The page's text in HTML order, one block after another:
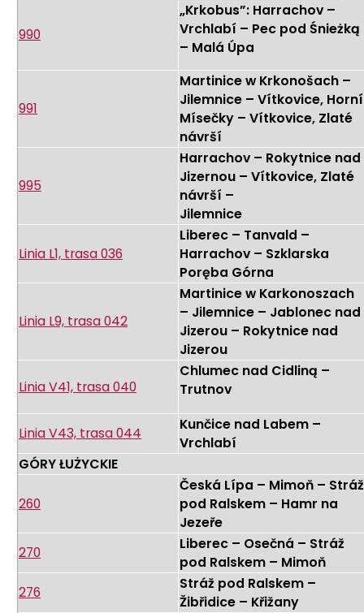
990
„Krkobus”: Harrachov –
Vrchlabí – Pec pod Śnieżką
– Malá Úpa
991
Martinice w Krkonošach –
Jilemnice – Vítkovice, Horní
Mísečky – Vítkovice, Zlaté
návrší
995
Harrachov – Rokytnice nad
Jizernou – Vítkovice, Zlaté
návrší –
Jilemnice
Linia L1, trasa 036
Liberec – Tanvald –
Harrachov – Szklarska
Poręba Górna
Linia L9, trasa 042
Martinice w Karkonoszach
– Jilemnice – Jablonec nad
Jizerou – Rokytnice nad
Jizerou
Linia V41, trasa 040
Chlumec nad Cidliną –
Trutnov
Linia V43, trasa 044
Kunčice nad Labem –
Vrchlabí
GÓRY ŁUŻYCKIE
260
Česká Lípa – Mimoň – Stráž
pod Ralskem – Hamr na
Jezeře
270
Liberec – Osečná – Stráž
pod Ralskem – Mimoň
276
Stráž pod Ralskem –
Žibřidice – Křižany